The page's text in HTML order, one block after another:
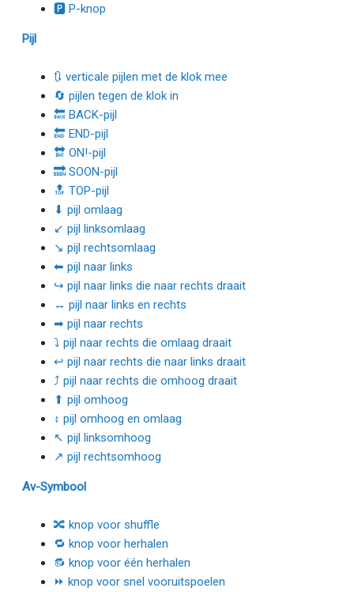
🅿 P-knop
Pijl
🔃 verticale pijlen met de klok mee
🔄 pijlen tegen de klok in
🔙 BACK-pijl
🔚 END-pijl
🔛 ON!-pijl
🔜 SOON-pijl
🔝 TOP-pijl
⬇ pijl omlaag
↙ pijl linksomlaag
↘ pijl rechtsomlaag
⬅ pijl naar links
↪ pijl naar links die naar rechts draait
↔ pijl naar links en rechts
➡ pijl naar rechts
⤵ pijl naar rechts die omlaag draait
↩ pijl naar rechts die naar links draait
⤴ pijl naar rechts die omhoog draait
⬆ pijl omhoog
↕ pijl omhoog en omlaag
↖ pijl linksomhoog
↗ pijl rechtsomhoog
Av-Symbool
🔀 knop voor shuffle
🔁 knop voor herhalen
🔂 knop voor één herhalen
⏩ knop voor snel vooruitspoelen